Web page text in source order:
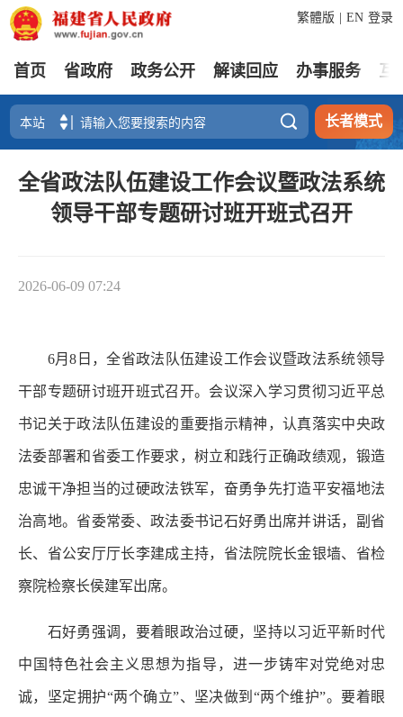
登录
繁體版 EN
首页 省政府 政务公开 解读回应 办事服务 互
 长者模式
全省政法队伍建设工作会议暨政法系统
领导干部专题研讨班开班式召开
2026-06-09 07:24
6月8日，全省政法队伍建设工作会议暨政法系统领导
干部专题研讨班开班式召开。会议深入学习贯彻习近平总
书记关于政法队伍建设的重要指示精神，认真落实中央政
法委部署和省委工作要求，树立和践行正确政绩观，锻造
忠诚干净担当的过硬政法铁军，奋勇争先打造平安福地法
治高地。省委常委、政法委书记石好勇出席并讲话，副省
长、省公安厅厅长李建成主持，省法院院长金银墙、省检
察院检察长侯建军出席。
石好勇强调，要着眼政治过硬，坚持以习近平新时代
中国特色社会主义思想为指导，进一步铸牢对党绝对忠
诚，坚定拥护“两个确立”、坚决做到“两个维护”。要着眼